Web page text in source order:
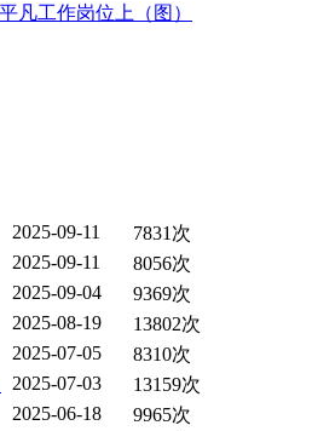
凡工作岗位上（图）
2025-09-11
7831次
2025-09-11
8056次
2025-09-04
9369次
2025-08-19
13802次
2025-07-05
8310次
2025-07-03
13159次
2025-06-18
9965次